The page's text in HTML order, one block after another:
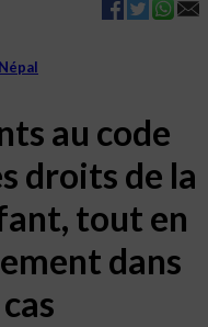
Népal
au code
droits de la
tout en
dans